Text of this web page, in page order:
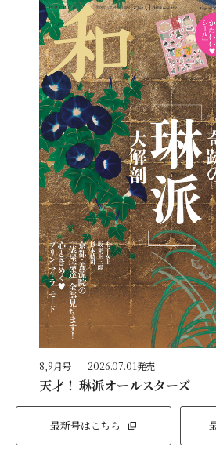
8,9月号 2026.07.01発売
天才！ 琳派オールスターズ
最新号はこちら